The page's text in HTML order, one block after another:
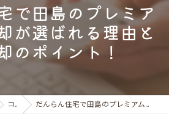
で田島のプレミア
が選ばれる理由と
のポイント！
コラム だんらん住宅で田島のプレミアム不動産売却が選ばれる理由と高額売却のポイント！